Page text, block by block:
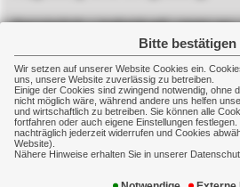
Bitte bestätigen
Wir setzen auf unserer Website Cookies ein.
uns, unsere Website zuverlässig zu betreiben.
Einige der Cookies sind zwingend notwendig, ohne
nicht möglich wäre, während andere uns helfen
und wirtschaftlich zu betreiben. Sie können alle
fortfahren oder auch eigene Einstellungen
nachträglich jederzeit widerrufen und Cookies
Website).
Nähere Hinweise erhalten Sie in unserer
Persönlich – individuell - stets an
Gewerbe Kostenversicherung